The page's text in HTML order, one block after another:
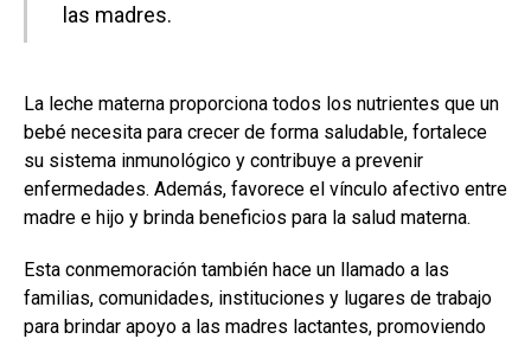
las madres.
La leche materna proporciona todos los nutrientes que un
bebé necesita para crecer de forma saludable, fortalece
su sistema inmunológico y contribuye a prevenir
enfermedades. Además, favorece el vínculo afectivo entre
madre e hijo y brinda beneficios para la salud materna.
Esta conmemoración también hace un llamado a las
familias, comunidades, instituciones y lugares de trabajo
para brindar apoyo a las madres lactantes, promoviendo